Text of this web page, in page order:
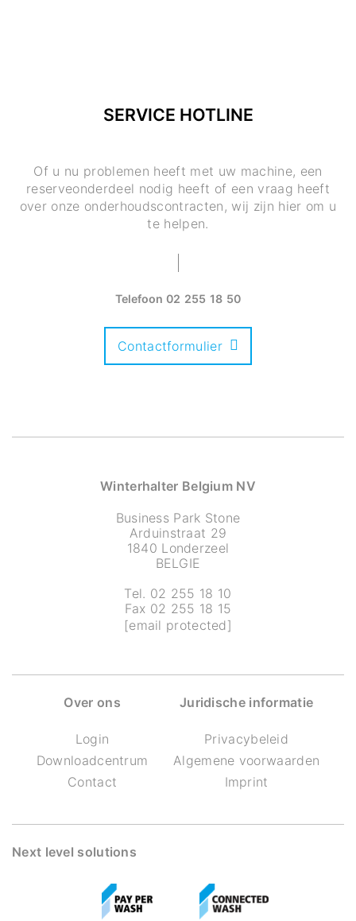
SERVICE HOTLINE
Of u nu problemen heeft met uw machine, een
reserveonderdeel nodig heeft of een vraag heeft
over onze onderhoudscontracten, wij zijn hier om u
te helpen.
Telefoon 02 255 18 50
Contactformulier
Winterhalter Belgium NV
Business Park Stone
Arduinstraat 29
1840 Londerzeel
BELGIE
Tel. 02 255 18 10
Fax 02 255 18 15
[email protected]
Over ons
Login
Downloadcentrum
Contact
Juridische informatie
Privacybeleid
Algemene voorwaarden
Imprint
Next level solutions